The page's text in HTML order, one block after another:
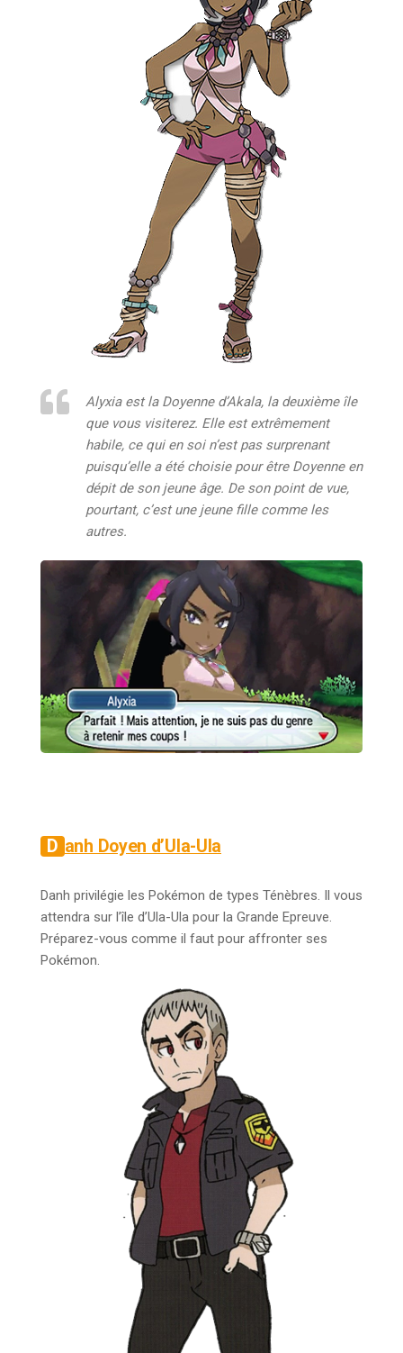
Alyxia est la Doyenne d’Akala, la deuxième île
que vous visiterez. Elle est extrêmement
habile, ce qui en soi n’est pas surprenant
puisqu’elle a été choisie pour être Doyenne en
dépit de son jeune âge. De son point de vue,
pourtant, c’est une jeune fille comme les
autres.
Danh Doyen d’Ula-Ula
Danh privilégie les Pokémon de types Ténèbres. Il vous
attendra sur l’île d’Ula-Ula pour la Grande Epreuve.
Préparez-vous comme il faut pour affronter ses
Pokémon.